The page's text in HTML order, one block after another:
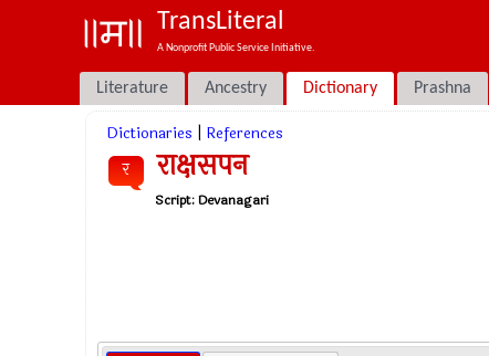
TransLiteral
A Nonprofit Public Service Initiative.
Literature Ancestry Dictionary Prashna
Dictionaries References
र राक्षसपन
Script:Devanagari